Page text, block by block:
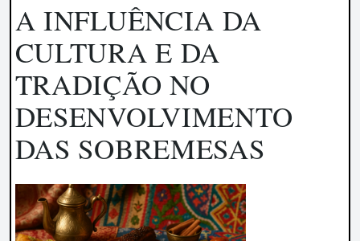
A INFLUÊNCIA DA
CULTURA E DA
TRADIÇÃO NO
DESENVOLVIMENTO
DAS SOBREMESAS